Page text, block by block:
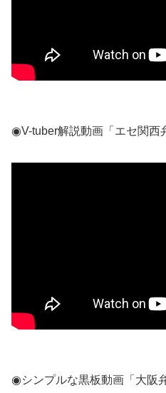
◉V-tuber解説動画「エセ関西
◉シンプルな黒板動画「大阪